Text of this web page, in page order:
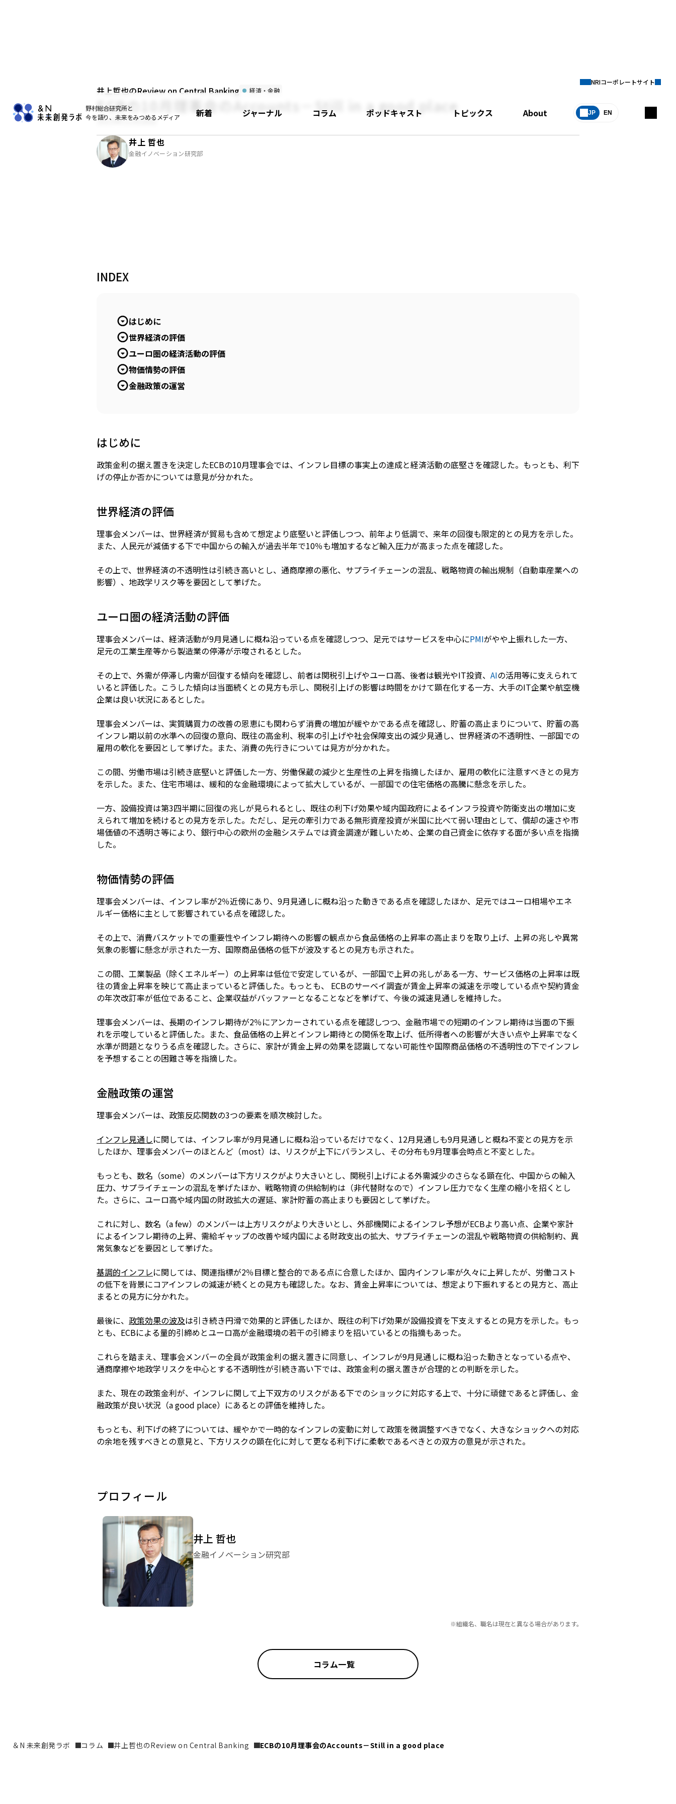
野村総合研究所と
今を語り、未来をみつめるメディア
新着 ジャーナル コラム ポッドキャスト トピックス About JP EN
NRIコーポレートサイト
井上哲也のReview on Central Banking 経済・金融
ECBの10月理事会のAccounts－Still in a good place
2025年11月28日
井上 哲也
金融イノベーション研究部
INDEX
はじめに
世界経済の評価
ユーロ圏の経済活動の評価
物価情勢の評価
金融政策の運営
はじめに
政策金利の据え置きを決定したECBの10月理事会では、インフレ目標の事実上の達成と経済活動の底堅さを確認した。もっとも、利下
げの停止か否かについては意見が分かれた。
世界経済の評価
理事会メンバーは、世界経済が貿易も含めて想定より底堅いと評価しつつ、前年より低調で、来年の回復も限定的との見方を示した。
また、人民元が減価する下で中国からの輸入が過去半年で10％も増加するなど輸入圧力が高まった点を確認した。
その上で、世界経済の不透明性は引続き高いとし、通商摩擦の悪化、サプライチェーンの混乱、戦略物資の輸出規制（自動車産業への
影響）、地政学リスク等を要因として挙げた。
ユーロ圏の経済活動の評価
理事会メンバーは、経済活動が9月見通しに概ね沿っている点を確認しつつ、足元ではサービスを中心にPMIがやや上振れした一方、
足元の工業生産等から製造業の停滞が示唆されるとした。
その上で、外需が停滞し内需が回復する傾向を確認し、前者は関税引上げやユーロ高、後者は観光やIT投資、 AIの活用等に支えられて
いると評価した。こうした傾向は当面続くとの見方も示し、関税引上げの影響は時間をかけて顕在化する一方、大手のIT企業や航空機
企業は良い状況にあるとした。
理事会メンバーは、実質購買力の改善の恩恵にも関わらず消費の増加が緩やかである点を確認し、貯蓄の高止まりについて、貯蓄の高
インフレ期以前の水準への回復の意向、既往の高金利、税率の引上げや社会保障支出の減少見通し、世界経済の不透明性、一部国での
雇用の軟化を要因として挙げた。また、消費の先行きについては見方が分かれた。
この間、労働市場は引続き底堅いと評価した一方、労働保蔵の減少と生産性の上昇を指摘したほか、雇用の軟化に注意すべきとの見方
を示した。また、住宅市場は、緩和的な金融環境によって拡大しているが、一部国での住宅価格の高騰に懸念を示した。
一方、設備投資は第3四半期に回復の兆しが見られるとし、既往の利下げ効果や域内国政府によるインフラ投資や防衛支出の増加に支
えられて増加を続けるとの見方を示した。ただし、足元の牽引力である無形資産投資が米国に比べて弱い理由として、償却の速さや市
場価値の不透明さ等により、銀行中心の欧州の金融システムでは資金調達が難しいため、企業の自己資金に依存する面が多い点を指摘
した。
物価情勢の評価
理事会メンバーは、インフレ率が2％近傍にあり、9月見通しに概ね沿った動きである点を確認したほか、足元ではユーロ相場やエネ
ルギー価格に主として影響されている点を確認した。
その上で、消費バスケットでの重要性やインフレ期待への影響の観点から食品価格の上昇率の高止まりを取り上げ、上昇の兆しや異常
気象の影響に懸念が示された一方、国際商品価格の低下が波及するとの見方も示された。
この間、工業製品（除くエネルギー）の上昇率は低位で安定しているが、一部国で上昇の兆しがある一方、サービス価格の上昇率は既
往の賃金上昇率を映じて高止まっていると評価した。もっとも、 ECBのサーベイ調査が賃金上昇率の減速を示唆している点や契約賃金
の年次改訂率が低位であること、企業収益がバッファーとなることなどを挙げて、今後の減速見通しを維持した。
理事会メンバーは、長期のインフレ期待が2％にアンカーされている点を確認しつつ、金融市場での短期のインフレ期待は当面の下振
れを示唆していると評価した。また、食品価格の上昇とインフレ期待との関係を取上げ、低所得者への影響が大きい点や上昇率でなく
水準が問題となりうる点を確認した。さらに、家計が賃金上昇の効果を認識してない可能性や国際商品価格の不透明性の下でインフレ
を予想することの困難さ等を指摘した。
金融政策の運営
理事会メンバーは、政策反応関数の3つの要素を順次検討した。
インフレ見通しに関しては、インフレ率が9月見通しに概ね沿っているだけでなく、12月見通しも9月見通しと概ね不変との見方を示
したほか、理事会メンバーのほとんど（most）は、リスクが上下にバランスし、その分布も9月理事会時点と不変とした。
もっとも、数名（some）のメンバーは下方リスクがより大きいとし、関税引上げによる外需減少のさらなる顕在化、中国からの輸入
圧力、サプライチェーンの混乱を挙げたほか、戦略物資の供給制約は（非代替財なので）インフレ圧力でなく生産の縮小を招くとし
た。さらに、ユーロ高や域内国の財政拡大の遅延、家計貯蓄の高止まりも要因として挙げた。
これに対し、数名（a few）のメンバーは上方リスクがより大きいとし、外部機関によるインフレ予想がECBより高い点、企業や家計
によるインフレ期待の上昇、需給ギャップの改善や域内国による財政支出の拡大、サプライチェーンの混乱や戦略物資の供給制約、異
常気象などを要因として挙げた。
基調的インフレに関しては、関連指標が2％目標と整合的である点に合意したほか、国内インフレ率が久々に上昇したが、労働コスト
の低下を背景にコアインフレの減速が続くとの見方も確認した。なお、賃金上昇率については、想定より下振れするとの見方と、高止
まるとの見方に分かれた。
最後に、 政策効果の波及は引き続き円滑で効果的と評価したほか、既往の利下げ効果が設備投資を下支えするとの見方を示した。もっ
とも、ECBによる量的引締めとユーロ高が金融環境の若干の引締まりを招いているとの指摘もあった。
これらを踏まえ、理事会メンバーの全員が政策金利の据え置きに同意し、インフレが9月見通しに概ね沿った動きとなっている点や、
通商摩擦や地政学リスクを中心とする不透明性が引続き高い下では、政策金利の据え置きが合理的との判断を示した。
また、現在の政策金利が、インフレに関して上下双方のリスクがある下でのショックに対応する上で、十分に頑健であると評価し、金
融政策が良い状況（a good place）にあるとの評価を維持した。
もっとも、利下げの終了については、緩やかで一時的なインフレの変動に対して政策を微調整すべきでなく、大きなショックへの対応
の余地を残すべきとの意見と、下方リスクの顕在化に対して更なる利下げに柔軟であるべきとの双方の意見が示された。
プロフィール
井上 哲也
金融イノベーション研究部
※組織名、職名は現在と異なる場合があります。
コラム一覧
＆N 未来創発ラボ コラム 井上哲也のReview on Central Banking ECBの10月理事会のAccounts－Still in a good place